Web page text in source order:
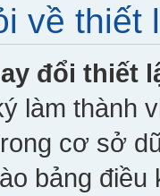
về thiết
đổi thiết
làm thành
cơ sở
bảng